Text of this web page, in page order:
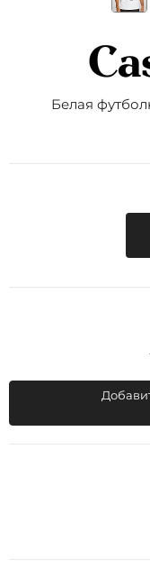
Белая